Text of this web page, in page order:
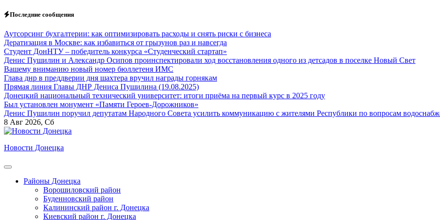
Перейти
содержанию
Последние сообщения
Аутсорсинг бухгалтерии: как оптимизировать расходы и снять риски с бизнеса
Дератизация в Москве: как избавиться от грызунов раз и навсегда
Студент ДонНТУ – победитель конкурса «Студенческий стартап»
Денис Пушилин и Александр Осипов проинспектировали ход восстановления одного из детсадов в поселке Новый Свет
Вашему вниманию новый номер бюллетеня ИМС
Глава днр в преддверии дня шахтера вручил награды горнякам
Прямая линия Главы ДНР Дениса Пушилина (19.08.2025)
Донецкий национальный технический университет: итоги приёма на первый курс в 2025 году
Был установлен монумент «Памяти Героев-Дорожников»
Денис Пушилин поручил депутатам Народного Совета усилить коммуникацию с жителями Республики по вопросам
8 Авг 2026, Сб
Новости Донецка
Районы Донецка
Ворошиловский район
Буденновский район
Калининский район г. Донецка
Киевский район г. Донецка